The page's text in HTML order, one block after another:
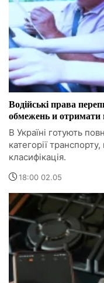
Водійські права
обмежень и отримати
В Україні готують
категорії
класифікація.
18:00 02.05